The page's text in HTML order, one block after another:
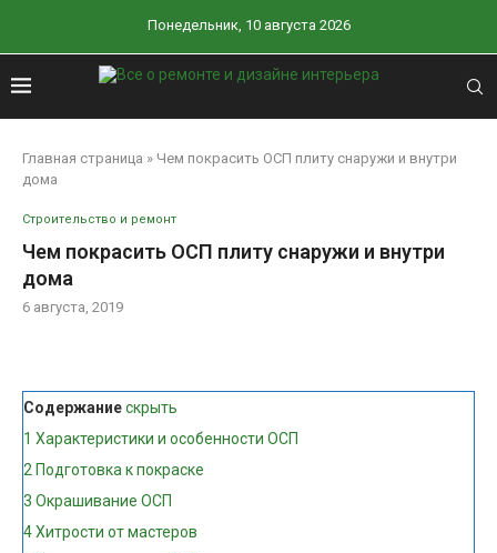
Понедельник, 10 августа 2026
Главная страница » Чем покрасить ОСП плиту снаружи и внутри
дома
Строительство и ремонт
Чем покрасить ОСП плиту снаружи и внутри
дома
6 августа, 2019
Содержаниескрыть
1 Характеристики и особенности ОСП
2 Подготовка к покраске
3 Окрашивание ОСП
4Хитрости от мастеров